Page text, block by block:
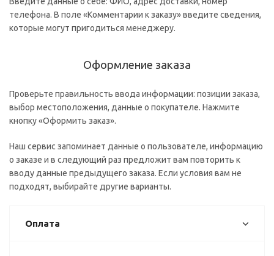
телефона. В поле «Комментарии к заказу» введите сведения,
которые могут пригодиться менеджеру.
Оформление заказа
Проверьте правильность ввода информации: позиции заказа,
выбор местоположения, данные о покупателе. Нажмите
кнопку «Оформить заказ».
Наш сервис запоминает данные о пользователе, информацию
о заказе и в следующий раз предложит вам повторить к
вводу данные предыдущего заказа. Если условия вам не
подходят, выбирайте другие варианты.
Оплата